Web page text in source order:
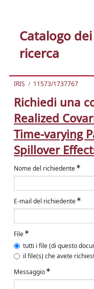
Catalogo
ricerca
IRIS 11573/1737767
Richiedi una
Realized
Time-varying
Spillover
Nome del richiedente
E-mail del richiedente
File
tutti i file (di questo
il file(s) che avete
Messaggio